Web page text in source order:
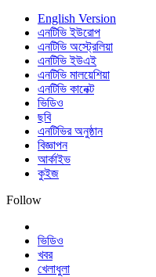
English Version
এনটিভি ইউরোপ
এনটিভি অস্ট্রেলিয়া
এনটিভি ইউএই
এনটিভি মালয়েশিয়া
এনটিভি কানেক্ট
ভিডিও
ছবি
এনটিভির অনুষ্ঠান
বিজ্ঞাপন
আর্কাইভ
কুইজ
Follow
ভিডিও
খবর
খেলাধুলা